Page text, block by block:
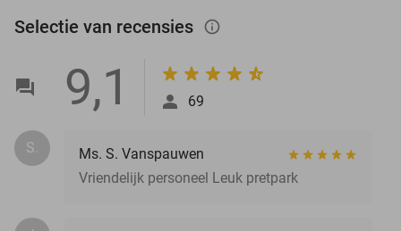
Selectie van recensies info_outlined
9,1 69
S.
Ms. S. Vanspauwen
Vriendelijk personeel Leuk pretpark